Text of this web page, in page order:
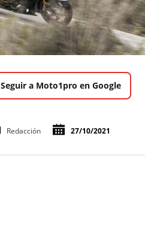
Seguir a Moto1pro en Google
Redacción 27/10/2021